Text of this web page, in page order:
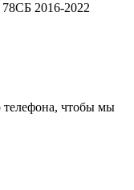
78СБ 2016-2022
чтобы мы